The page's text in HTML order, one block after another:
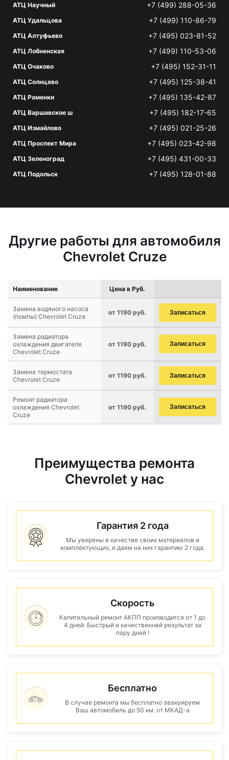
АТЦ Научный +7 (499) 288-05-36
АТЦ Удальцова +7 (499) 110-86-79
АТЦ Алтуфьево +7 (495) 023-81-52
АТЦ Лобненская +7 (499) 110-53-06
АТЦ Очаково +7 (495) 152-31-11
АТЦ Солнцево +7 (495) 125-38-41
АТЦ Раменки +7 (495) 135-42-87
АТЦ Варшавское ш +7 (495) 182-17-65
АТЦ Измайлово +7 (495) 021-25-26
АТЦ Проспект Мира +7 (495) 023-42-98
АТЦ Зеленоград +7 (495) 431-00-33
АТЦ Подольск +7 (495) 128-01-88
Другие работы для автомобиля
Chevrolet Cruze
Наименование Цена в Руб.
Замена водяного насоса
(помпы) Chevrolet Cruze
от 1190 руб. Записаться
Замена радиатора
охлаждения двигателя
Chevrolet Cruze
от 1190 руб. Записаться
Замена термостата
Chevrolet Cruze
от 1190 руб. Записаться
Ремонт радиатора
охлаждения Chevrolet
Cruze
от 1190 руб. Записаться
Преимущества ремонта
Chevrolet у нас
Гарантия 2 года
Мы уверены в качестве своих материалов и
комплектующих, и даем на них гарантию 2 года.
Скорость
Капитальный ремонт АКПП производится от 1 до
4 дней. Быстрый и качественнвй результат за
пару дней !
Бесплатно
В случае ремонта мы бесплатно эвакуируем
Ваш автомобиль до 50 км. от МКАД-а